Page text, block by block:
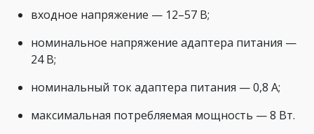
входное напряжение — 12–57 В;
номинальное напряжение адаптера питания —
24 В;
номинальный ток адаптера питания — 0,8 А;
максимальная потребляемая мощность — 8 Вт.